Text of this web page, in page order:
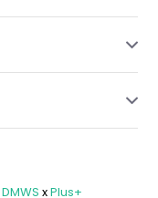
DMWS xPlus+